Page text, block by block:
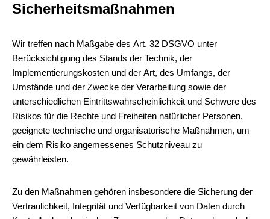
Sicherheitsmaßnahmen
Wir treffen nach Maßgabe des Art. 32 DSGVO unter
Berücksichtigung des Stands der Technik, der
Implementierungskosten und der Art, des Umfangs, der
Umstände und der Zwecke der Verarbeitung sowie der
unterschiedlichen Eintrittswahrscheinlichkeit und Schwere des
Risikos für die Rechte und Freiheiten natürlicher Personen,
geeignete technische und organisatorische Maßnahmen, um
ein dem Risiko angemessenes Schutzniveau zu
gewährleisten.
Zu den Maßnahmen gehören insbesondere die Sicherung der
Vertraulichkeit, Integrität und Verfügbarkeit von Daten durch